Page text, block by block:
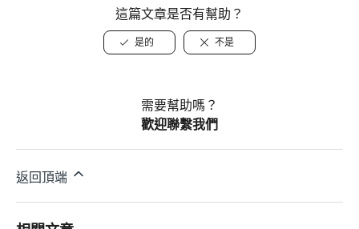
這篇文章是否有幫助？
是的 不是
需要幫助嗎？
歡迎聯繫我們
返回頂端